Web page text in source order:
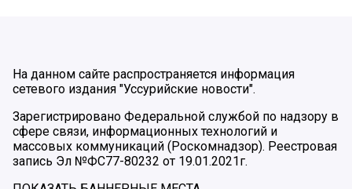
На данном сайте распространяется информация
сетевого издания "Уссурийские новости".
Зарегистрировано Федеральной службой по надзору в
сфере связи, информационных технологий и
массовых коммуникаций (Роскомнадзор). Реестровая
запись Эл №ФС77-80232 от 19.01.2021г.